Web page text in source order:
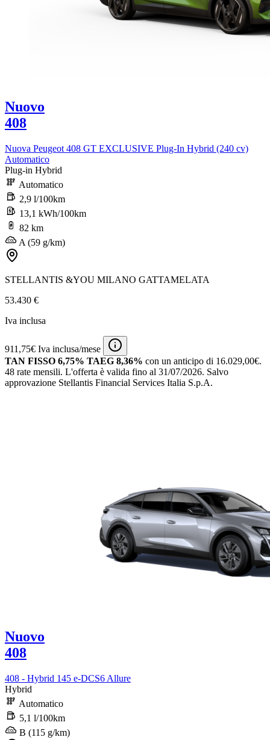
Nuovo
408
Nuova Peugeot 408 GT EXCLUSIVE Plug-In Hybrid (240 cv)
Automatico
Plug-in Hybrid
Automatico
2,9 l/100km
13,1 kWh/100km
82 km
A (59 g/km)
STELLANTIS &YOU MILANO GATTAMELATA
53.430 €
Iva inclusa
911,75€ Iva inclusa/mese
TAN FISSO 6,75% TAEG 8,36% con un anticipo di 16.029,00€.
48 rate mensili. L'offerta è valida fino al 31/07/2026. Salvo
approvazione Stellantis Financial Services Italia S.p.A.
Nuovo
408
408 - Hybrid 145 e-DCS6 Allure
Hybrid
Automatico
5,1 l/100km
B (115 g/km)